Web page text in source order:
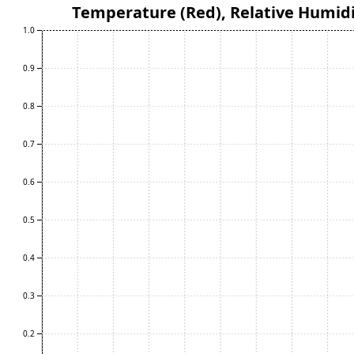
Temperature (Red), Relative
0.2
0.3
0.4
0.5
0.6
0.7
0.8
0.9
1.0